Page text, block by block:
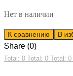
Нет в наличии
К сравнению В
Share (0)
Total: 0 Total: 0 Total: 0